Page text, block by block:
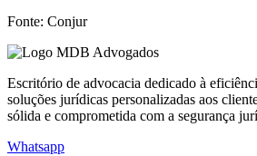
Fonte: Conjur
Escritório de advocacia dedicado à
soluções jurídicas personalizadas aos
sólida e comprometida com a segurança
Whatsapp